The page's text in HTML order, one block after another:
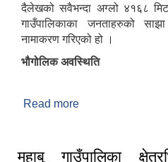
दैलेखको सवैभन्दा अग्लो ४१६८
गाउँपालिकाका जनताहरुको
नामाकरण गरिएको हो ।
भौगोलिक अवस्थिति
Read more
महाबु गाउँपालिका